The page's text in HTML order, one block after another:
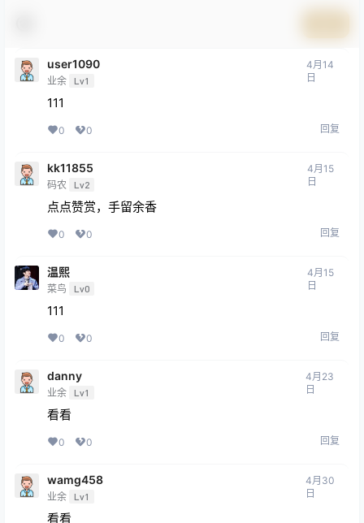
user1090
业余 Lv1
4月14
日
111
0 0 回复
kk11855
码农 Lv2
4月15
日
点点赞赏，手留余香
0 0 回复
温熙
菜鸟 Lv0
4月15
日
111
0 0 回复
danny
业余 Lv1
4月23
日
看看
0 0 回复
wamg458
业余 Lv1
4月30
日
看看